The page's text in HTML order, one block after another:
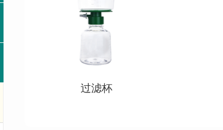
查看详情
过滤杯